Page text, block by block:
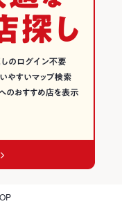
致します。ご家族での食事
。
は受け付けておりません。
揃えてます。